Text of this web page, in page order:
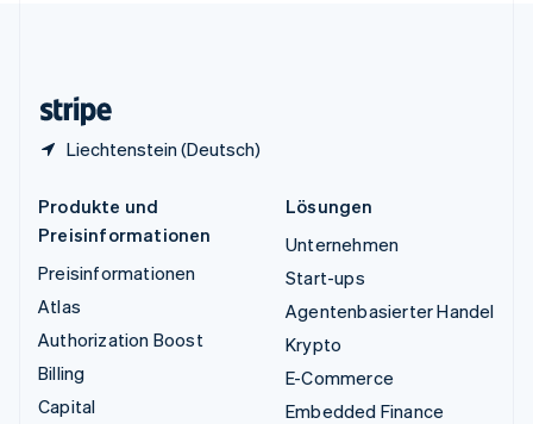
Liechtenstein (Deutsch)
Produkte und
Preisinformationen
Preisinformationen
Atlas
Authorization Boost
Billing
Capital
Lösungen
Unternehmen
Start-ups
Agentenbasierter Handel
Krypto
E-Commerce
Embedded Finance